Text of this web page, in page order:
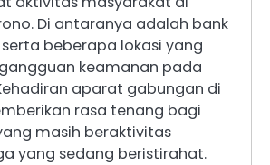
Di antaranya adalah bank
serta beberapa lokasi yang
keamanan pada
aparat gabungan di
rasa tenang bagi
masih beraktivitas
yang sedang beristirahat.